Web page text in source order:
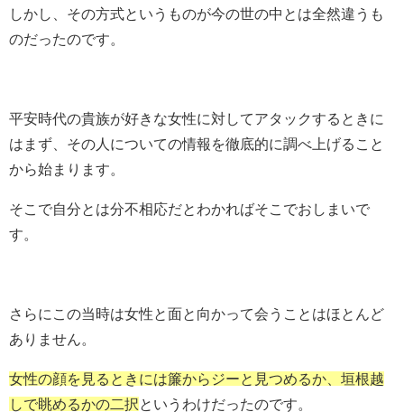
しかし、その方式というものが今の世の中とは全然違うも
のだったのです。
平安時代の貴族が好きな女性に対してアタックするときに
はまず、その人についての情報を徹底的に調べ上げること
から始まります。
そこで自分とは分不相応だとわかればそこでおしまいで
す。
さらにこの当時は女性と面と向かって会うことはほとんど
ありません。
女性の顔を見るときには簾からジーと見つめるか、垣根越
しで眺めるかの二択 というわけだったのです。